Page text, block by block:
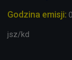
Godzina emisji:
jsz/kd